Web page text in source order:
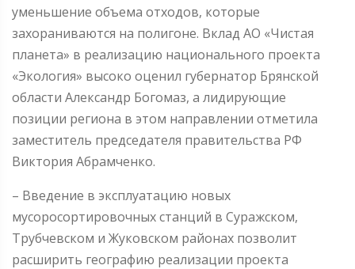
уменьшение объема отходов, которые
захораниваются на полигоне. Вклад АО «Чистая
планета» в реализацию национального проекта
«Экология» высоко оценил губернатор Брянской
области Александр Богомаз, а лидирующие
позиции региона в этом направлении отметила
заместитель председателя правительства РФ
Виктория Абрамченко.
– Введение в эксплуатацию новых
мусоросортировочных станций в Суражском,
Трубчевском и Жуковском районах позволит
расширить географию реализации проекта